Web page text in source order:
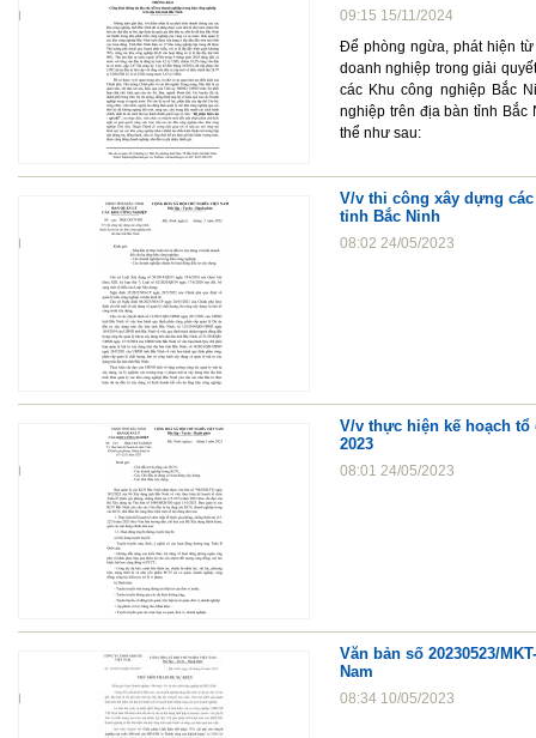
09:15 15/11/2024
Để phòng ngừa, phát hiện
doanh nghiệp trong giải
các Khu công nghiệp Bắc
nghiệp trên địa bàn tỉnh Bắc
thể như sau:
V/v thi công xây dựng
tỉnh Bắc Ninh
08:02 24/05/2023
V/v thực hiện kế hoạch tổ
2023
08:01 24/05/2023
Văn bản số 20230523/
Nam
08:34 10/05/2023